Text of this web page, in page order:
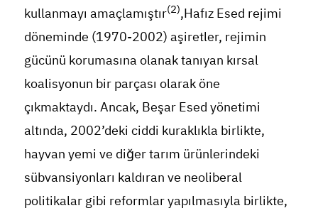
kullanmayı amaçlamıştır(2),Hafız Esed rejimi
döneminde (1970-2002) aşiretler, rejimin
gücünü korumasına olanak tanıyan kırsal
koalisyonun bir parçası olarak öne
çıkmaktaydı. Ancak, Beşar Esed yönetimi
altında, 2002’deki ciddi kuraklıkla birlikte,
hayvan yemi ve diğer tarım ürünlerindeki
sübvansiyonları kaldıran ve neoliberal
politikalar gibi reformlar yapılmasıyla birlikte,